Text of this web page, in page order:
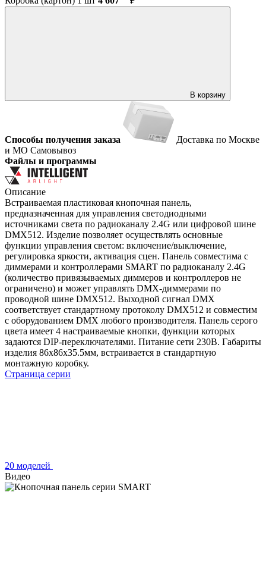
В корзину
Способы получения заказа
Доставка по Москве
и МО Самовывоз
Файлы и программы
Описание
Встраиваемая пластиковая кнопочная панель,
предназначенная для управления светодиодными
источниками света по радиоканалу 2.4G или цифровой шине
DMX512. Изделие позволяет осуществлять основные
функции управления светом: включение/выключение,
регулировка яркости, активация сцен. Панель совместима с
диммерами и контроллерами SMART по радиоканалу 2.4G
(количество привязываемых диммеров и контроллеров не
ограничено) и может управлять DMX-диммерами по
проводной шине DMX512. Выходной сигнал DMX
соответствует стандартному протоколу DMX512 и совместим
с оборудованием DMX любого производителя. Панель серого
цвета имеет 4 настраиваемые кнопки, функции которых
задаются DIP-переключателями. Питание сети 230В. Габариты
изделия 86х86х35.5мм, встраивается в стандартную
монтажную коробку.
Страница серии
20 моделей
Видео